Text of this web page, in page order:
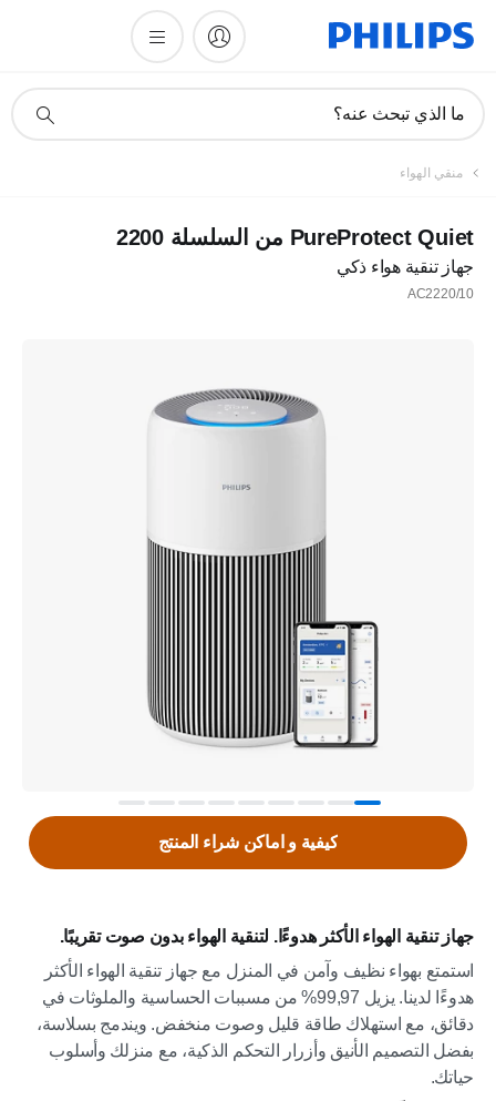
دعم
ما الذي تبحث عنه؟
منقي الهواء
PureProtect Quiet من السلسلة 2200
جهاز تنقية هواء ذكي
AC2220/10
جهاز تنقية الهواء الأكثر هدوءًا. لتنقية الهواء بدون صوت تقريبًا.
استمتع بهواء نظيف وآمن في المنزل مع جهاز تنقية الهواء الأكثر
هدوءًا لدينا. يزيل 99,97% من مسببات الحساسية والملوثات في
دقائق، مع استهلاك طاقة قليل وصوت منخفض. ويندمج بسلاسة،
بفضل التصميم الأنيق وأزرار التحكم الذكية، مع منزلك وأسلوب
حياتك.
كيفية و اماكن شراء المنتج